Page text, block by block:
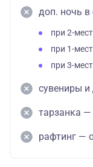
доп. ночь в
при 2-
при 1-
при 3-
сувениры и
тарзанка —
рафтинг —